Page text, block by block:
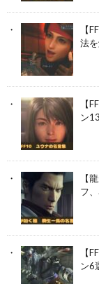
【
法
【
ン
【
フ
【
ン6